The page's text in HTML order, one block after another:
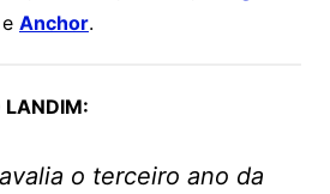
Anchor.
LANDIM:
o terceiro ano da